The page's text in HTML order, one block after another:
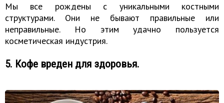
Мы все рождены с уникальными костными
структурами. Они не бывают правильные или
неправильные. Но этим удачно пользуется
косметическая индустрия.
5. Кофе вреден для здоровья.